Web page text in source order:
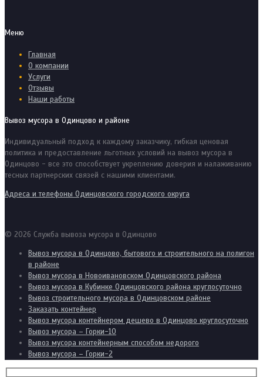
Меню
Главная
О компании
Услуги
Отзывы
Наши работы
Вывоз мусора в Одинцово и районе
Индивидуальный подход к каждому заказчику, гибкая ценовая
политика и предоставление льготных условий на вывоз мусора в
Одинцово - все это способствует укреплению доверия и налаживанию
тесных партнерских связей с нашими клиентами.
Адреса и телефоны Одинцовского городского округа
© 2026 Служба вывоза мусора в Одинцово
Вывоз мусора в Одинцово, бытового и строительного на полигон
в районе
Вывоз мусора в Новоивановском Одинцовского района
Вывоз мусора в Кубинке Одинцовского района круглосуточно
Вывоз строительного мусора в Одинцовском районе
Заказать контейнер
Вывоз мусора контейнером дешево в Одинцово круглосуточно
Вывоз мусора – Горки-10
Вывоз мусора контейнерным способом недорого
Вывоз мусора – Горки-2